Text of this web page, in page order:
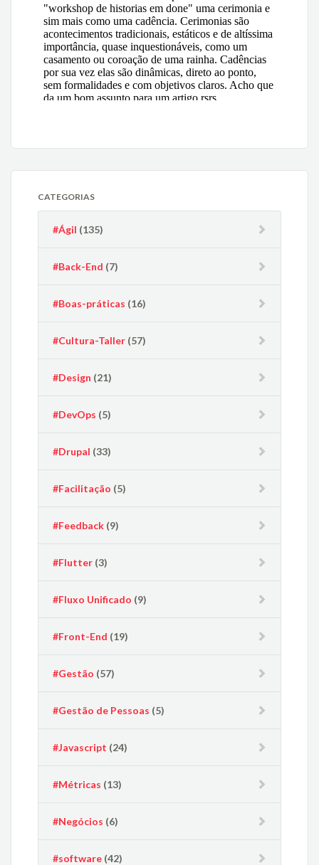
CATEGORIAS
#Ágil (135)
#Back-End (7)
#Boas-práticas (16)
#Cultura-Taller (57)
#Design (21)
#DevOps (5)
#Drupal (33)
#Facilitação (5)
#Feedback (9)
#Flutter (3)
#Fluxo Unificado (9)
#Front-End (19)
#Gestão (57)
#Gestão de Pessoas (5)
#Javascript (24)
#Métricas (13)
#Negócios (6)
#software (42)